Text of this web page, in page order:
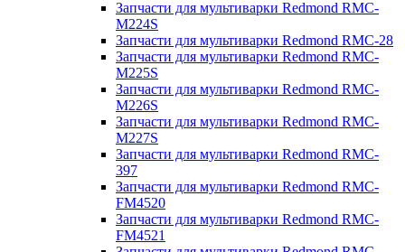
Запчасти для мультиварки Redmond RMC-
M224S
Запчасти для мультиварки Redmond RMC-28
Запчасти для мультиварки Redmond RMC-
M225S
Запчасти для мультиварки Redmond RMC-
M226S
Запчасти для мультиварки Redmond RMC-
M227S
Запчасти для мультиварки Redmond RMC-
397
Запчасти для мультиварки Redmond RMC-
FM4520
Запчасти для мультиварки Redmond RMC-
FM4521